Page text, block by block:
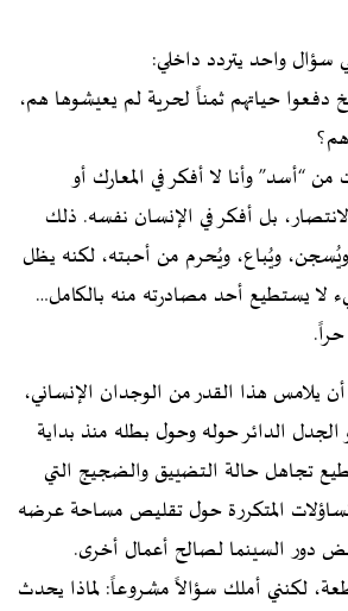
سؤال واحد يتردد داخلي:
دفعوا حياتهم ثمناً لحرية لم يعيشوها هم،
“أسد” وأنا لا أفكر في المعارك أو
بل أفكر في الإنسان نفسه. ذلك
ويُباع، ويُحرم من أحبته، لكنه يظل
لا يستطيع أحد مصادرته منه بالكامل…
يلامس هذا القدر من الوجدان الإنساني،
الدائر حوله وحول بطله منذ بداية
تجاهل حالة التضييق والضجيج التي
المتكررة حول تقليص مساحة عرضه
دور السينما لصالح أعمال أخرى.
لكنني أملك سؤالاً مشروعاً: لماذا يحدث